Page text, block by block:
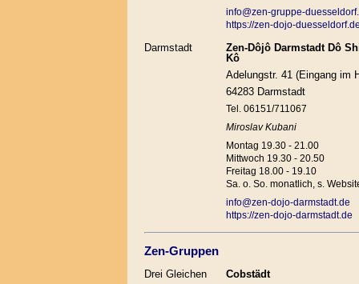
info@zen-gruppe-
https://zen-dojo-
Darmstadt
Zen-Dôjô Darmstadt Dô
Kô
Adelungstr. 41 (Eingang im
64283 Darmstadt
Tel. 06151/711067
Miroslav Kubani
Montag 19.30 - 21.00
Mittwoch 19.30 - 20.50
Freitag 18.00 - 19.10
Sa. o. So. monatlich, s.
info@zen-dojo-darmstadt.de
https://zen-dojo-darmstadt.de
Zen-Gruppen
Drei Gleichen
Cobstädt